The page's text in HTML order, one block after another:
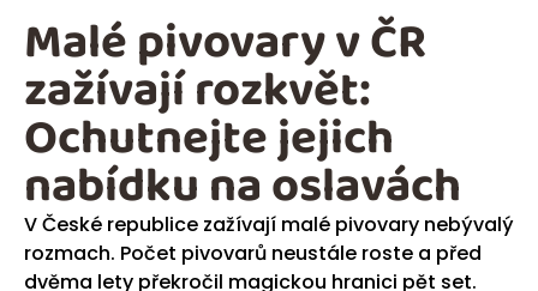
V České republice zažívají malé pivovary nebývalý
rozmach. Počet pivovarů neustále roste a před
dvěma lety překročil magickou hranici pět set.
Malé pivovary v ČR
zažívají rozkvět:
Ochutnejte jejich
nabídku na oslavách